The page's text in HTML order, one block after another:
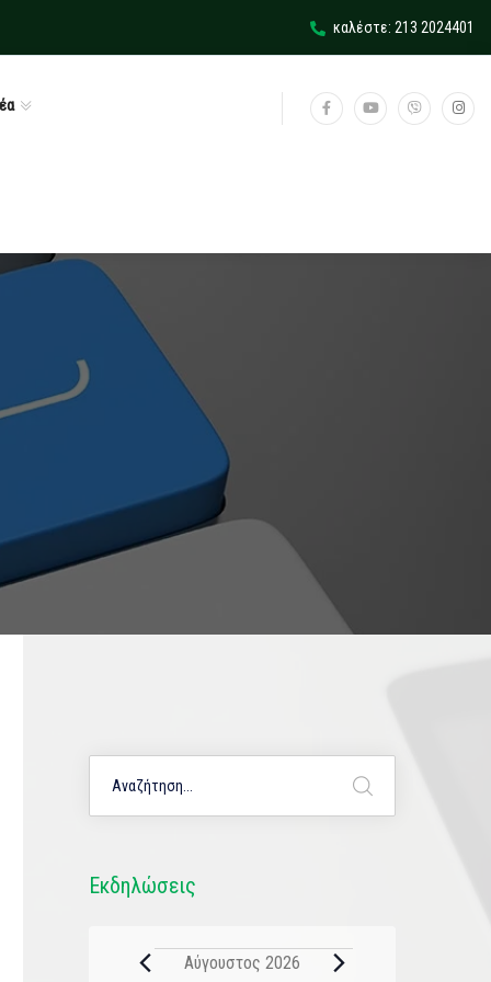
καλέστε: 213 2024401
Εκδηλώσεις
Αύγουστος 2026